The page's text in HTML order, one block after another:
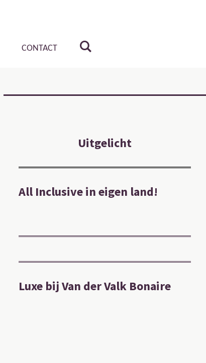
CONTACT
Uitgelicht
All Inclusive in eigen land!
Luxe bij Van der Valk Bonaire